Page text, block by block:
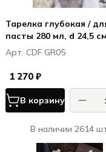
Тарелка глубокая /
пасты 280 мл, d 24,5
см, фарфор, Грация /
Арт. CDF GR05
1 270 ₽
В корзину
В наличии 2614